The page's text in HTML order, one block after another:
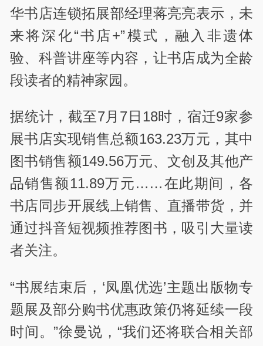
华书店连锁拓展部经理蒋亮亮表示，未
来将深化“书店+”模式，融入非遗体
验、科普讲座等内容，让书店成为全龄
段读者的精神家园。
据统计，截至7月7日18时，宿迁9家参
展书店实现销售总额163.23万元，其中
图书销售额149.56万元、文创及其他产
品销售额11.89万元……在此期间，各
书店同步开展线上销售、直播带货，并
通过抖音短视频推荐图书，吸引大量读
者关注。
“书展结束后，‘凤凰优选’主题出版物专
题展及部分购书优惠政策仍将延续一段
时间。”徐曼说，“我们还将联合相关部